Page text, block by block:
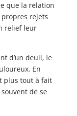
que la relation
propres rejets
relief leur
d’un deuil, le
En
plus tout à fait
de se